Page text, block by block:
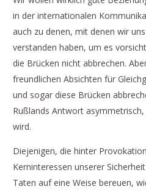
in der internationalen
auch zu denen, mit denen wir
verstanden haben, um es
die Brücken nicht abbrechen.
freundlichen Absichten für
und sogar diese Brücken
Rußlands Antwort
wird.
Diejenigen, die hinter
Kerninteressen unserer
Taten auf eine Weise bereuen,